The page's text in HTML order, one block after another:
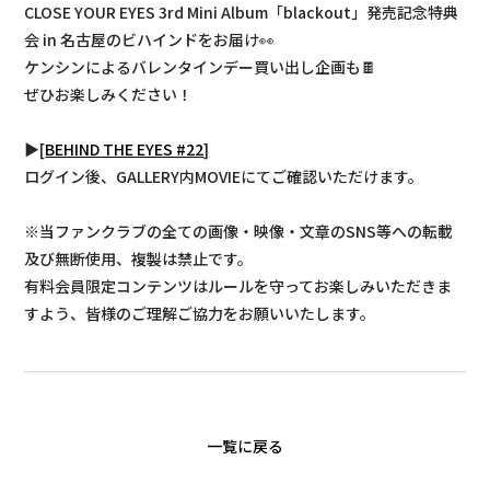
CLOSE YOUR EYES 3rd Mini Album「blackout」発売記念特典
会 in 名古屋のビハインドをお届け👀
ケンシンによるバレンタインデー買い出し企画も🍫
ぜひお楽しみください！
▶[BEHIND THE EYES #22]
ログイン後、GALLERY内MOVIEにてご確認いただけます。
※当ファンクラブの全ての画像・映像・文章のSNS等への転載
及び無断使用、複製は禁止です。
有料会員限定コンテンツはルールを守ってお楽しみいただきま
すよう、皆様のご理解ご協力をお願いいたします。
一覧に戻る